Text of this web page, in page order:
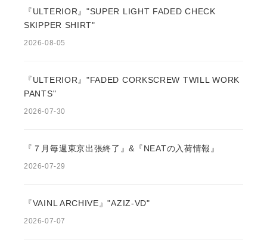
『ULTERIOR』"SUPER LIGHT FADED CHECK
SKIPPER SHIRT"
2026-08-05
『ULTERIOR』"FADED CORKSCREW TWILL WORK
PANTS"
2026-07-30
『７月毎週東京出張終了』&『NEATの入荷情報』
2026-07-29
『VAINL ARCHIVE』"AZIZ-VD"
2026-07-07